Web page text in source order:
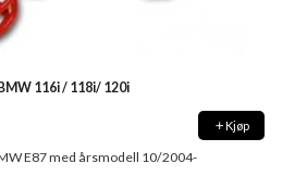
116i / 118i/ 120i
Kjøp
E87 med årsmodell 10/2004-